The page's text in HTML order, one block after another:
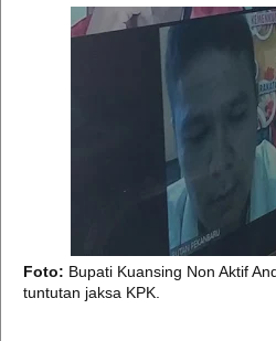
Foto: Bupati Kuansing Non Aktif
tuntutan jaksa KPK.